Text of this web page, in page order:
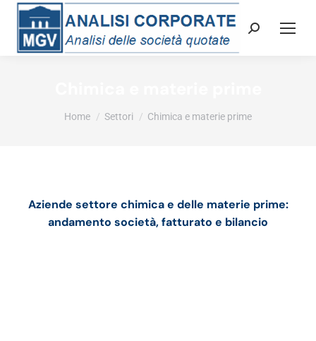
Cerca:
Tu sei qui:
Home Settori Chimica e materie prime
Aziende settore chimica e delle materie prime:
andamento società, fatturato e bilancio